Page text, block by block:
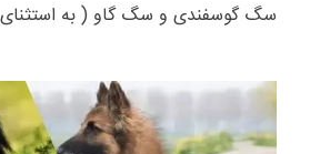
سگ گوسفندی و سگ گاو ( به